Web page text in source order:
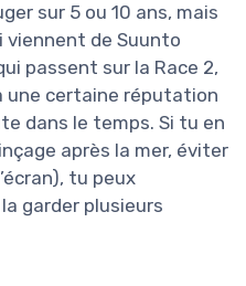
sur 5 ou 10 ans, mais
viennent de Suunto
passent sur la Race 2,
une certaine réputation
dans le temps. Si tu en
après la mer, éviter
tu peux
garder plusieurs